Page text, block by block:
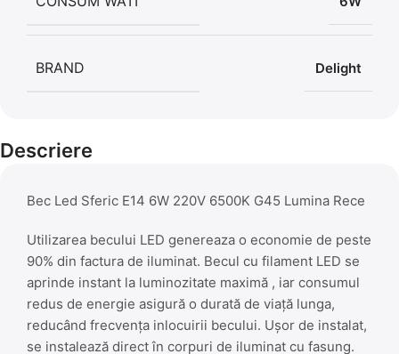
BRAND Delight
Descriere
Bec Led Sferic E14 6W 220V 6500K G45 Lumina Rece
Utilizarea becului LED genereaza o economie de peste
90% din factura de iluminat. Becul cu filament LED se
aprinde instant la luminozitate maximă , iar consumul
redus de energie asigură o durată de viață lunga,
reducând frecvența inlocuirii becului. Ușor de instalat,
se instalează direct în corpuri de iluminat cu fasung.